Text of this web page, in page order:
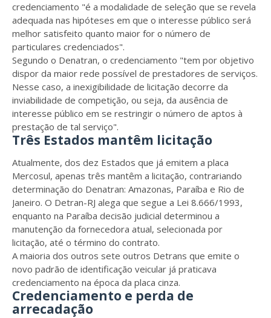
credenciamento "é a modalidade de seleção que se revela
adequada nas hipóteses em que o interesse público será
melhor satisfeito quanto maior for o número de
particulares credenciados".
Segundo o Denatran, o credenciamento "tem por objetivo
dispor da maior rede possível de prestadores de serviços.
Nesse caso, a inexigibilidade de licitação decorre da
inviabilidade de competição, ou seja, da ausência de
interesse público em se restringir o número de aptos à
prestação de tal serviço".
Três Estados mantêm licitação
Atualmente, dos dez Estados que já emitem a placa
Mercosul, apenas três mantêm a licitação, contrariando
determinação do Denatran: Amazonas, Paraíba e Rio de
Janeiro. O Detran-RJ alega que segue a Lei 8.666/1993,
enquanto na Paraíba decisão judicial determinou a
manutenção da fornecedora atual, selecionada por
licitação, até o término do contrato.
A maioria dos outros sete outros Detrans que emite o
novo padrão de identificação veicular já praticava
credenciamento na época da placa cinza.
Credenciamento e perda de
arrecadação